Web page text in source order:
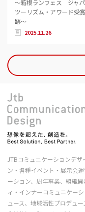
～箱根ランフェス ジャパ
ツーリズム・アワード受
跡～
2025.11.26
JTBコミュニケーションデザ
ン・各種イベント・展示会
ーション、周年事業、組織
ィ・インナーコミュニケー
ュース、地域活性プロデュ